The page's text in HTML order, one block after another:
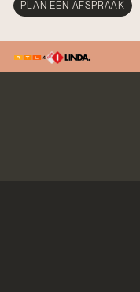
PLAN EEN AFSPRAAK